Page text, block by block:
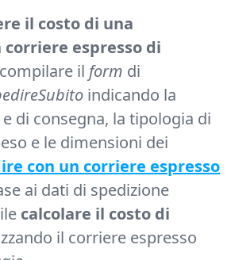
il costo di una
corriere espresso di
il form di
indicando la
di consegna, la tipologia di
e le dimensioni dei
con un corriere espresso
ai dati di spedizione
calcolare il costo di
il corriere espresso